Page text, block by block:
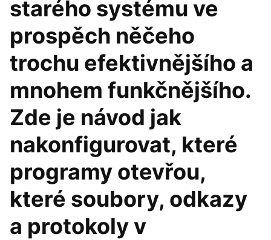
starého systému ve
prospěch něčeho
trochu efektivnějšího a
mnohem funkčnějšího.
Zde je návod jak
nakonfigurovat, které
programy otevřou,
které soubory, odkazy
a protokoly v